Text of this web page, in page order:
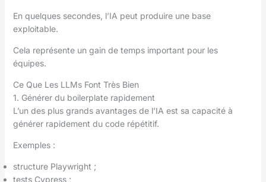
En quelques secondes, l’IA peut produire une base
exploitable.
Cela représente un gain de temps important pour les
équipes.
Ce Que Les LLMs Font Très Bien
1. Générer du boilerplate rapidement
L’un des plus grands avantages de l’IA est sa capacité à
générer rapidement du code répétitif.
Exemples :
structure Playwright ;
tests Cypress ;